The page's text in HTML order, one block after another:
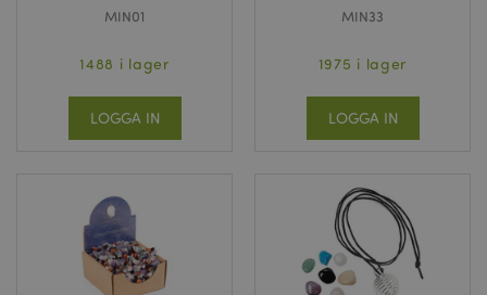
MIN01
1488 i lager
LOGGA IN
MIN33
1975 i lager
LOGGA IN